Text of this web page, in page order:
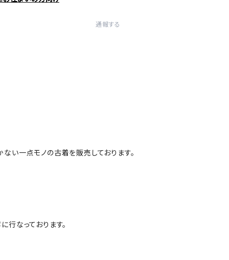
通報する
い一点モノの古着を販売しております。
行なっております。